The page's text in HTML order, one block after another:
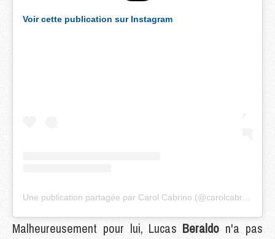
Voir cette publication sur Instagram
Malheureusement pour lui, Lucas Beraldo n'a pas